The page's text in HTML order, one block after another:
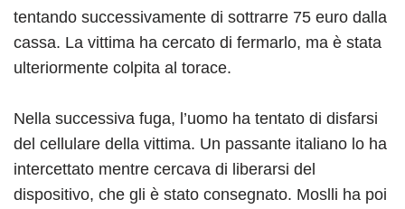
tentando successivamente di sottrarre 75 euro dalla
cassa. La vittima ha cercato di fermarlo, ma è stata
ulteriormente colpita al torace.
Nella successiva fuga, l’uomo ha tentato di disfarsi
del cellulare della vittima. Un passante italiano lo ha
intercettato mentre cercava di liberarsi del
dispositivo, che gli è stato consegnato. Moslli ha poi